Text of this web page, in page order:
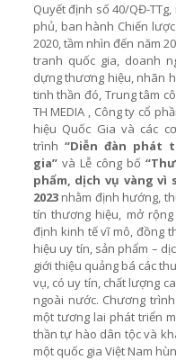
Quyết định số 40/QĐ-
phủ, ban hành Chiến
2020, tầm nhìn đến năm
tranh quốc gia, doanh
dựng thương hiệu, nhãn
tinh thần đó, Trung tâm
TH MEDIA , Công ty cổ
hiệu Quốc Gia và các
trình “Diễn đàn phát
gia”và Lễ công bố “T
phẩm, dịch vụ vàng vì
2023nhằm định hướng,
tín thương hiệu, mở
định kinh tế vĩ mô, đồng
hiệu uy tín, sản phẩm –
giới thiệu quảng bá các
vụ, có uy tín, chất lượng
ngoài nước. Chương
một tương lai phát triển
thần tự hào dân tộc và
một quốc gia Việt Nam